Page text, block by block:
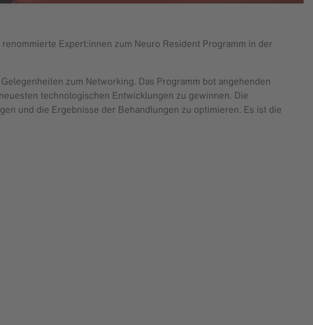
Expert:innen zum Neuro Resident Programm in der
zum Networking. Das Programm bot angehenden
technologischen Entwicklungen zu gewinnen. Die
und die Ergebnisse der Behandlungen zu optimieren. Es ist die